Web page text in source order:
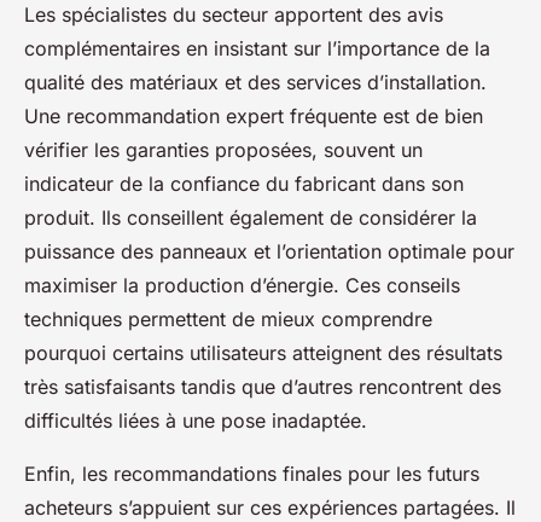
Les spécialistes du secteur apportent des avis
complémentaires en insistant sur l’importance de la
qualité des matériaux et des services d’installation.
Une recommandation expert fréquente est de bien
vérifier les garanties proposées, souvent un
indicateur de la confiance du fabricant dans son
produit. Ils conseillent également de considérer la
puissance des panneaux et l’orientation optimale pour
maximiser la production d’énergie. Ces conseils
techniques permettent de mieux comprendre
pourquoi certains utilisateurs atteignent des résultats
très satisfaisants tandis que d’autres rencontrent des
difficultés liées à une pose inadaptée.
Enfin, les recommandations finales pour les futurs
acheteurs s’appuient sur ces expériences partagées. Il